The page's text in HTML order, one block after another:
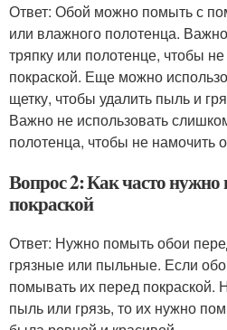
Ответ: Обой можно помыть с
или влажного полотенца.
тряпку или полотенце, чтобы
покраской. Еще можно
щетку, чтобы удалить пыль и
Важно не использовать
полотенца, чтобы не намочить
Вопрос 2: Как часто нужно
покраской
Ответ: Нужно помыть обои
грязные или пыльные. Если
помывать их перед покраской.
пыль или грязь, то их нужно